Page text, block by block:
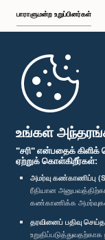
உங்கள்
"சரி" என்பதைக்
ஏற்றுக் கொள்கிறீர்கள்:
அமர்வு கண்காணிப்பு
ரீதியான
கண்காணிக்க
தரவினைப் பதிவு
பி.ப. 12:56 - பி.ப. 1:07
பி.ப. 1:07 - பி.ப. 1:14
பி.ப. 1:14 - பி.ப. 1:22
பாராளுமன்ற உறுப்பினர்கள்
முதற்பக்கம்
பாராளுமன்ற கையடக்க செயலி
எம்மை பின்தொடர்க :
விருதுகள்